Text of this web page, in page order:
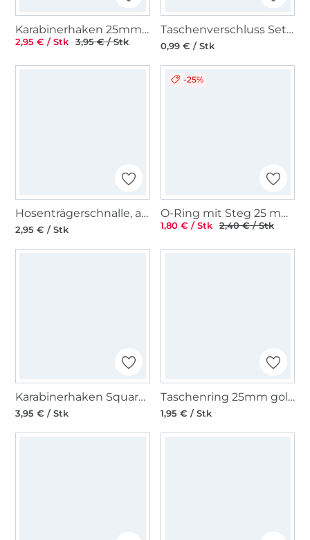
Karabinerhaken 25mm, matt schwarz
2,95 € / Stk 3,95 € / Stk
Taschenverschluss Set / Steckschnallen-Set 2,5 cm gelb
0,99 € / Stk
Hosenträgerschnalle, altmessing 35mm
2,95 € / Stk
-25%
O-Ring mit Steg 25 mm, silber
1,80 € / Stk 2,40 € / Stk
Karabinerhaken Square 30mm, altgold
3,95 € / Stk
Taschenring 25mm goldfarbig
1,95 € / Stk